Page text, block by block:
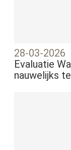
28-03-2026
Evaluatie
nauwelijks